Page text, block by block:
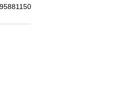
95881150